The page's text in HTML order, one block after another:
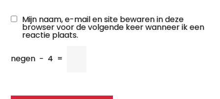
Mijn naam, e-mail en site bewaren in deze
browser voor de volgende keer wanneer ik een
reactie plaats.
negen − 4 =